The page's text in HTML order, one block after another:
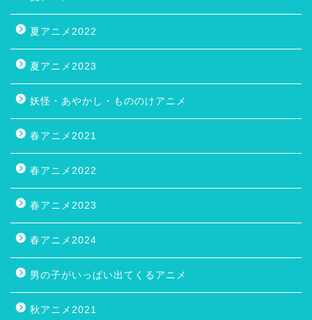
夏アニメ2022
夏アニメ2023
妖怪・あやかし・もののけアニメ
春アニメ2021
春アニメ2022
春アニメ2023
春アニメ2024
男の子がいっぱい出てくるアニメ
秋アニメ2021